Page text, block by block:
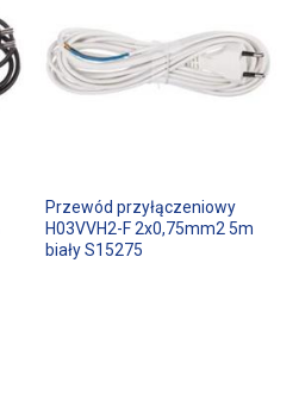
Przewód przyłączeniowy
H03VVH2-F 2x0,75mm2 5m
biały S15275